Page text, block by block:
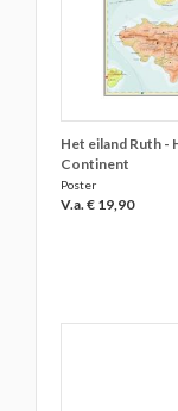
Het eiland Ruth -
Continent
Poster
V.a. € 19,90